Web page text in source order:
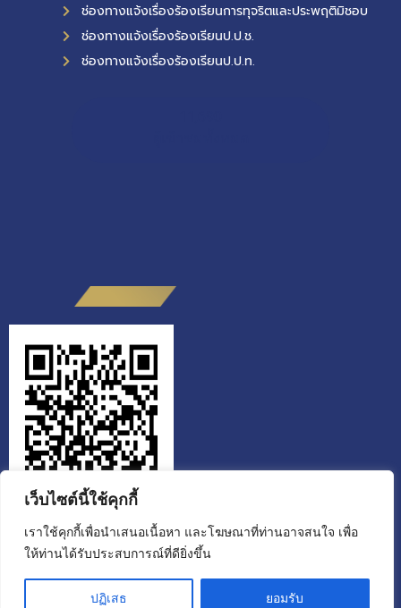
เว็บไซต์นี้ใช้คุกกี้
เราใช้คุกกี้เพื่อนำเสนอเนื้อหา และโฆษณาที่ท่านอาจสนใจ เพื่อ
ให้ท่านได้รับประสบการณ์ที่ดียิ่งขึ้น
ปฏิเสธ ยอมรับ
ช่องทางแจ้งเรื่องร้องเรียนการทุจริตและประพฤติมิชอบ
ช่องทางแจ้งเรื่องร้องเรียนป.ป.ช.
ช่องทางแจ้งเรื่องร้องเรียนป.ป.ท.
สำนักงานส่งเสริมวิสาหกิจเพื่อสังคม
ขอเชิญผู้รับบริการหรือผู้ติดต่อ สแกน QR CODE ประเมินคุณธรรมและ